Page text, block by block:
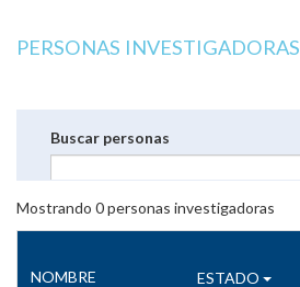
PERSONAS INVESTIGADORAS
Buscar personas
Mostrando 0personas investigadoras
NOMBRE ESTADO